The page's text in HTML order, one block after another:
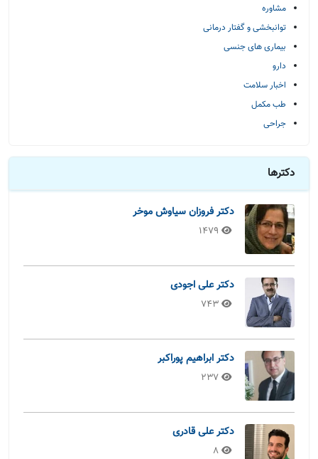
مشاوره
توانبخشی و گفتار درمانی
بیماری های جنسی
دارو
اخبار سلامت
طب مکمل
جراحی
دکترها
دکتر فروزان سیاوش موخر
1479
دکتر علی اجودی
743
دکتر ابراهیم پوراکبر
237
دکتر علی قادری
8